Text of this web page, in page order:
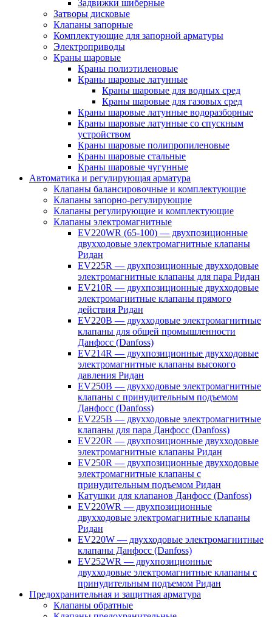
Задвижки шиберные
Затворы дисковые
Клапаны запорные
Комплектующие для запорной арматуры
Электроприводы
Краны шаровые
Краны полиэтиленовые
Краны шаровые латунные
Краны шаровые для водных сред
Краны шаровые для газовых сред
Краны шаровые латунные водоразборные
Краны шаровые латунные со спускным
устройством
Краны шаровые полипропиленовые
Краны шаровые стальные
Краны шаровые чугунные
Автоматика и регулирующая арматура
Клапаны балансировочные и комплектующие
Клапаны запорно-регулирующие
Клапаны регулирующие и комплектующие
Клапаны электромагнитные
EV220WR (65-100) — двухпозиционные
двухходовые электромагнитные клапаны
Ридан
EV225R — двухпозиционные двухходовые
электромагнитные клапаны для пара Ридан
EV210R — двухпозиционные двухходовые
электромагнитные клапаны прямого
действия Ридан
EV220B — двухходовые электромагнитные
клапаны для общей промышленности
Данфосс (Danfoss)
EV214R — двухпозиционные двухходовые
электромагнитные клапаны высокого
давления Ридан
EV250B — двухходовые электромагнитные
клапаны с принудительным подъемом
Данфосс (Danfoss)
EV225B — двухходовые электромагнитные
клапаны для пара Данфосс (Danfoss)
EV220R — двухпозиционные двухходовые
электромагнитные клапаны Ридан
EV250R — двухпозиционные двухходовые
электромагнитные клапаны с
принудительным подъемом Ридан
Катушки для клапанов Данфосс (Danfoss)
EV220WR — двухпозиционные
двухходовые электромагнитные клапаны
Ридан
EV220W — двухходовые электромагнитные
клапаны Данфосс (Danfoss)
EV252WR — двухпозиционные
двухходовые электромагнитные клапаны с
принудительным подъемом Ридан
Предохранительная и защитная арматура
Клапаны обратные